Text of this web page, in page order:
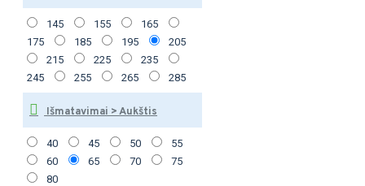
145 155
165
175
185 195
205
215
225
235
245
255 265 285
Išmatavimai > Aukštis
40 45 50
55
60
65 70
75
80